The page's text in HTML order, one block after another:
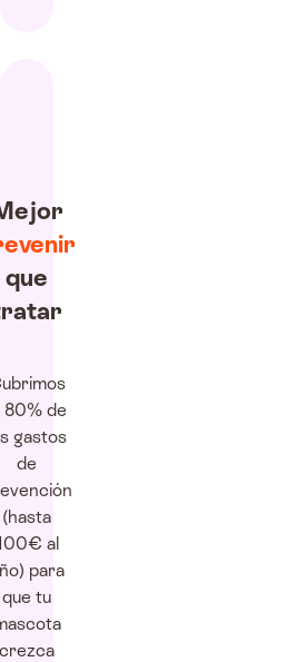
que
80% de
gastos
de
(hasta
al
para
que tu
crezca